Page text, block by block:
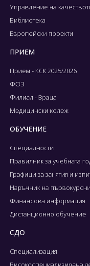
Управление на
Библиотека
Европейски проекти
ПРИЕМ
Прием - КСК 2025/2026
ФОЗ
Филиал - Враца
Медицински колеж
ОБУЧЕНИЕ
Специалности
Правилник за учебната
Графици за занятия и
Наръчник на
Финансова информация
Дистанционно обучение
СДО
Специализация